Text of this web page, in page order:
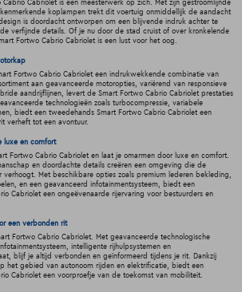
Cabriolet is een meesterwerk op zich. Met zijn gestroomlijnde
koplampen trekt dit voertuig onmiddellijk de aandacht
is doordacht ontworpen om een blijvende indruk achter te
verfijnde details. Of je nu door de stad cruist of over kronkelende
Fortwo Cabrio Cabriolet is een lust voor het oog.
Fortwo Cabrio Cabriolet een indrukwekkende combinatie van
aan geavanceerde motoropties, variërend van responsieve
aandrijflijnen, levert de Smart Fortwo Cabrio Cabriolet prestaties
technologieën zoals turbocompressie, variabele
biedt een tweedehands Smart Fortwo Cabrio Cabriolet een
verheft tot een avontuur.
luxe en comfort
Fortwo Cabrio Cabriolet en laat je omarmen door luxe en comfort.
en doordachte details creëren een omgeving die de
verhoogt. Met beschikbare opties zoals premium lederen bekleding,
en een geavanceerd infotainmentsysteem, biedt een
Cabriolet een ongeëvenaarde rijervaring voor bestuurders en
een verbonden rit
Fortwo Cabrio Cabriolet. Met geavanceerde technologische
intelligente rijhulpsystemen en
blijf je altijd verbonden en geïnformeerd tijdens je rit. Dankzij
het gebied van autonoom rijden en elektrificatie, biedt een
Cabriolet een voorproefje van de toekomst van mobiliteit.